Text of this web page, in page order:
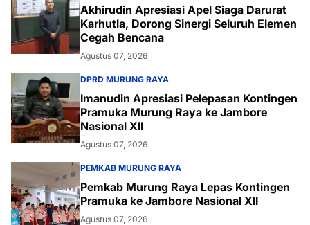
Akhirudin Apresiasi Apel Siaga Darurat
Karhutla, Dorong Sinergi Seluruh Elemen
Cegah Bencana
Agustus 07, 2026
DPRD MURUNG RAYA
Imanudin Apresiasi Pelepasan Kontingen
Pramuka Murung Raya ke Jambore
Nasional XII
Agustus 07, 2026
PEMKAB MURUNG RAYA
Pemkab Murung Raya Lepas Kontingen
Pramuka ke Jambore Nasional XII
Agustus 07, 2026